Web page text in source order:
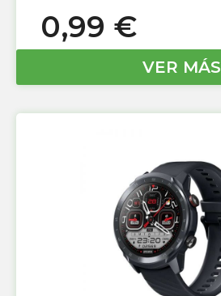
0,99 €
VER MÁS